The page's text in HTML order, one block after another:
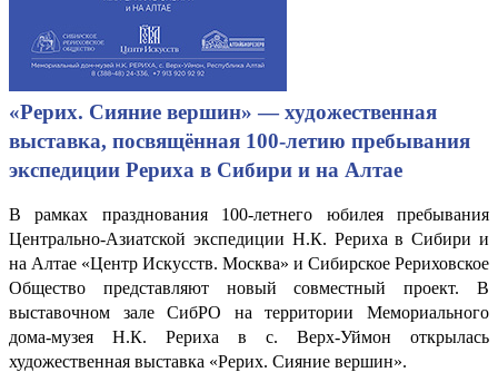
«Рерих. Сияние вершин» — художественная
выставка, посвящённая 100-летию пребывания
экспедиции Рериха в Сибири и на Алтае
В рамках празднования 100-летнего юбилея пребывания
Центрально-Азиатской экспедиции Н.К. Рериха в Сибири и
на Алтае «Центр Искусств. Москва» и Сибирское Рериховское
Общество представляют новый совместный проект. В
выставочном зале СибРО на территории Мемориального
дома-музея Н.К. Рериха в с. Верх-Уймон открылась
художественная выставка «Рерих. Сияние вершин».